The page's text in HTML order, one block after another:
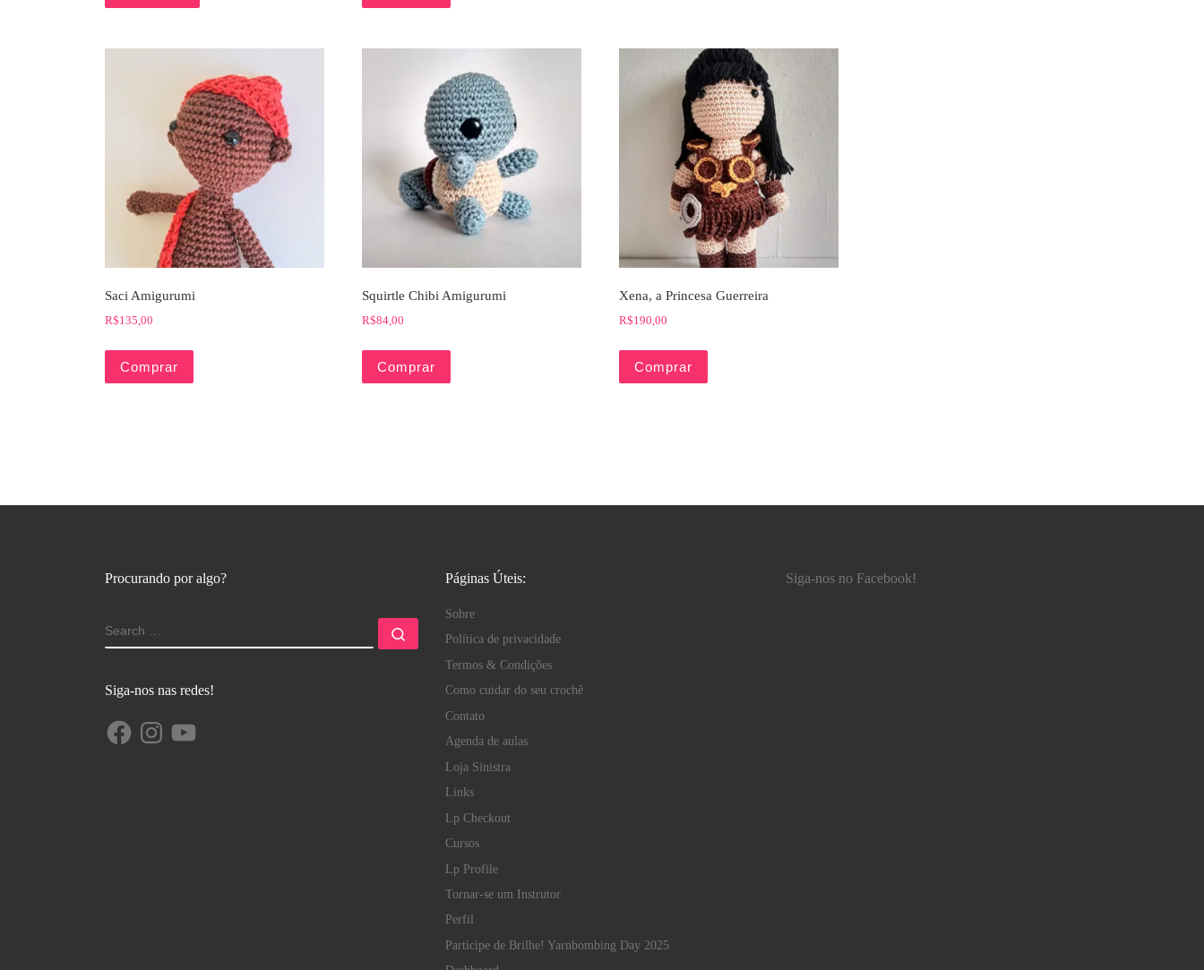
Saci Amigurumi
R$135,00
Comprar
Squirtle Chibi Amigurumi
R$84,00
Comprar
Xena, a Princesa Guerreira
R$190,00
Comprar
Procurando por algo?
Siga-nos nas redes!
Páginas Úteis:
Sobre
Política de privacidade
Termos & Condições
Como cuidar do seu crochê
Contato
Agenda de aulas
Loja Sinistra
Links
Lp Checkout
Cursos
Lp Profile
Tornar-se um Instrutor
Perfil
Participe de Brilhe! Yarnbombing Day 2025
Siga-nos no Facebook!